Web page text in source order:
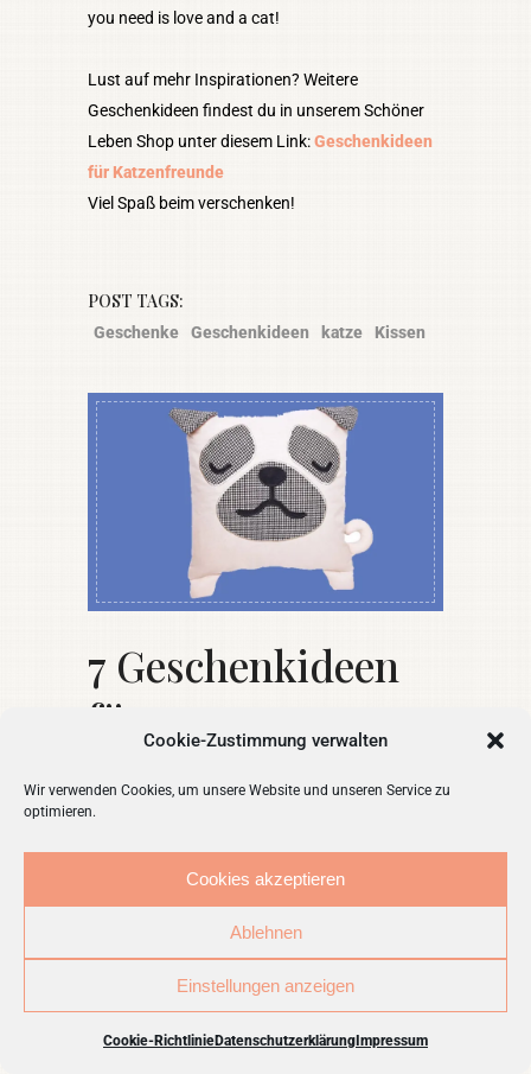
Cookie-Zustimmung verwalten
Wir verwenden Cookies, um unsere Website und unseren Service zu
optimieren.
Cookies akzeptieren
Ablehnen
Einstellungen anzeigen
Cookie-RichtlinieDatenschutzerklärung Impressum
you need is love and a cat!
Lust auf mehr Inspirationen? Weitere
Geschenkideen findest du in unserem Schöner
Leben Shop unter diesem Link:Geschenkideen
für Katzenfreunde
Viel Spaß beim verschenken!
POST TAGS:
Geschenke Geschenkideen katze Kissen
7 Geschenkideen
für
Hundeliebhaber
Wir zeigen euch
heute 7
Geschenkideen für